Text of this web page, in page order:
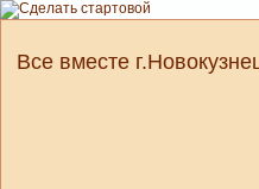
Все вместе